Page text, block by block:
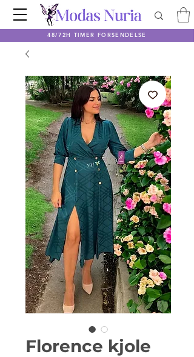
48/72H TIMER FORSENDELSE
Florence kjole